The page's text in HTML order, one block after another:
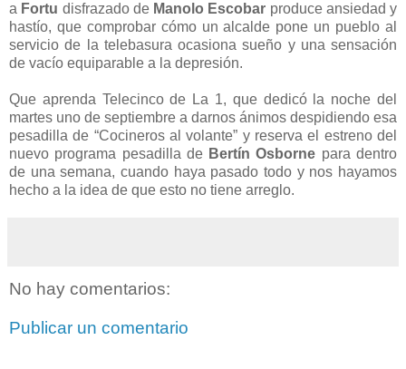
a Fortu disfrazado de Manolo Escobar produce ansiedad y
hastío, que comprobar cómo un alcalde pone un pueblo al
servicio de la telebasura ocasiona sueño y una sensación
de vacío equiparable a la depresión.
Que aprenda Telecinco de La 1, que dedicó la noche del
martes uno de septiembre a darnos ánimos despidiendo esa
pesadilla de “Cocineros al volante” y reserva el estreno del
nuevo programa pesadilla de Bertín Osborne para dentro
de una semana, cuando haya pasado todo y nos hayamos
hecho a la idea de que esto no tiene arreglo.
No hay comentarios:
Publicar un comentario